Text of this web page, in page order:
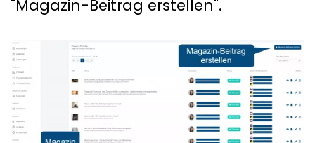
"Magazin-Beitrag erstellen".